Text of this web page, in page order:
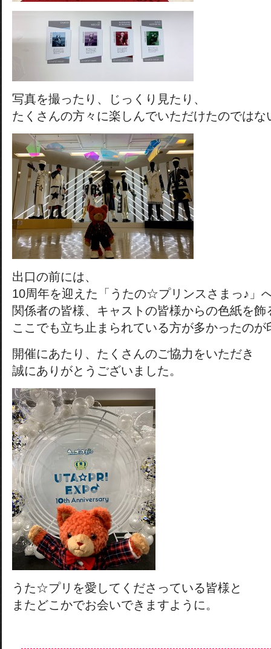
写真を撮ったり、じっくり見たり、
たくさんの方々に楽しんでいただけたのではな
出口の前には、
10周年を迎えた「うたの☆プリンスさまっ♪」
関係者の皆様、キャストの皆様からの色紙を飾
ここでも立ち止まられている方が多かったのが
開催にあたり、たくさんのご協力をいただき
誠にありがとうございました。
うた☆プリを愛してくださっている皆様と
またどこかでお会いできますように。